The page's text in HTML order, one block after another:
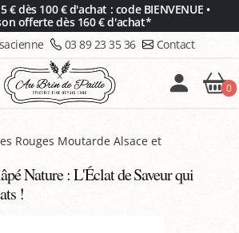
€ dès 100 € d'achat : code BIENVENUE •
offerte dès 160 € d'achat*
03 89 23 35 36 Contact
0
Rouges Moutarde Alsace et
Nature : L'Éclat de Saveur qui
!
cookies